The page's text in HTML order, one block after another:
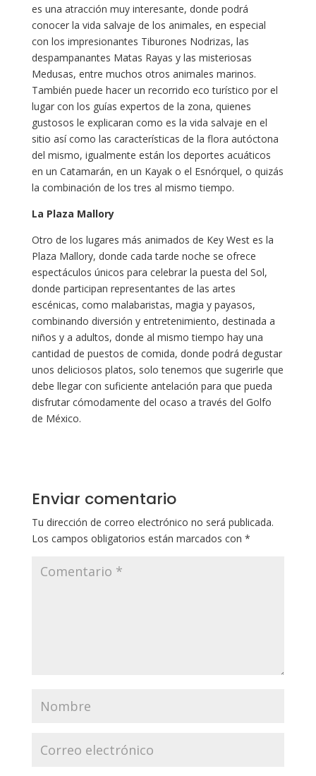
es una atracción muy interesante, donde podrá
conocer la vida salvaje de los animales, en especial
con los impresionantes Tiburones Nodrizas, las
despampanantes Matas Rayas y las misteriosas
Medusas, entre muchos otros animales marinos.
También puede hacer un recorrido eco turístico por el
lugar con los guías expertos de la zona, quienes
gustosos le explicaran como es la vida salvaje en el
sitio así como las características de la flora autóctona
del mismo, igualmente están los deportes acuáticos
en un Catamarán, en un Kayak o el Esnórquel, o quizás
la combinación de los tres al mismo tiempo.
La Plaza Mallory
Otro de los lugares más animados de Key West es la
Plaza Mallory, donde cada tarde noche se ofrece
espectáculos únicos para celebrar la puesta del Sol,
donde participan representantes de las artes
escénicas, como malabaristas, magia y payasos,
combinando diversión y entretenimiento, destinada a
niños y a adultos, donde al mismo tiempo hay una
cantidad de puestos de comida, donde podrá degustar
unos deliciosos platos, solo tenemos que sugerirle que
debe llegar con suficiente antelación para que pueda
disfrutar cómodamente del ocaso a través del Golfo
de México.
Enviar comentario
Tu dirección de correo electrónico no será publicada.
Los campos obligatorios están marcados con *